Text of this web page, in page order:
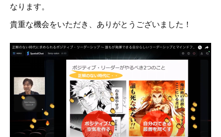
なります。
貴重な機会をいただき、ありがとうございました！